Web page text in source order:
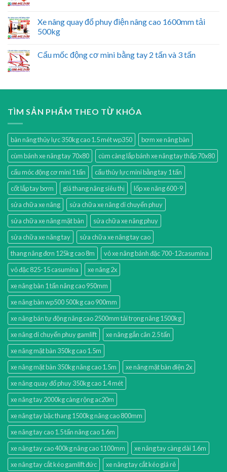
Xe nâng quay đổ phuy điện nâng cao 1600mm tải
500kg
Cẩu mốc động cơ mini bằng tay 2 tấn và 3 tấn
TÌM SẢN PHẨM THEO TỪ KHÓA
bàn nâng thủy lực 350kg cao 1.5 mét wp350
bơm xe nâng bàn
cùm bánh xe nâng tay 70x80
cùm càng lắp bánh xe nâng tay thấp 70x80
cẩu móc động cơ mini 1 tấn
cẩu thủy lực mini bằng tay 1 tấn
cốt lắp tay bơm
giá thang nâng siêu thị
lốp xe nâng 600-9
sửa chữa xe nâng
sửa chữa xe nâng di chuyển phuy
sửa chữa xe nâng mặt bàn
sửa chữa xe nâng phuy
sửa chữa xe nâng tay
sửa chữa xe nâng tay cao
thang nâng đơn 125kg cao 8m
vỏ xe nâng bánh đặc 700-12casumina
vỏ đặc 825-15 casumina
xe nâng 2x
xe nâng bàn 1 tấn nâng cao 950mm
xe nâng bàn wp500 500kg cao 900mm
xe nâng bán tự động nâng cao 2500mm tải trọng nâng 1500kg
xe nâng di chuyển phuy gamlift
xe nâng gắn cân 2.5 tấn
xe nâng mặt bàn 350kg cao 1.5m
xe nâng mặt bàn 350kg nâng cao 1.5m
xe nâng mặt bàn điện 2x
xe nâng quay đổ phuy 350kg cao 1.4 mét
xe nâng tay 2000kg càng rộng ac20m
xe nâng tay bậc thang 1500kg nâng cao 800mm
xe nâng tay cao 1.5 tấn nâng cao 1.6m
xe nâng tay cao 400kg nâng cao 1100mm
xe nâng tay càng dài 1.6m
xe nâng tay cắt kéo gamlift đức
xe nâng tay cắt kéo giá rẻ